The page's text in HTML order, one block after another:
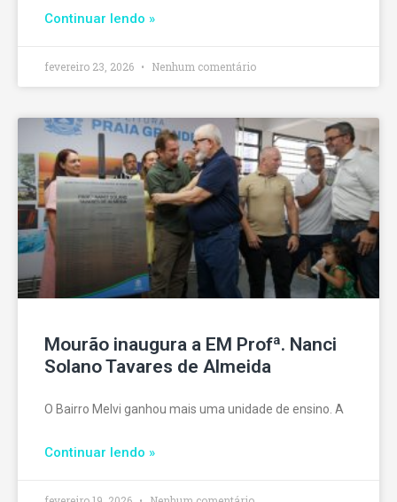
Continuar lendo »
fevereiro 23, 2026 Nenhum comentário
Mourão inaugura a EM Profª. Nanci
Solano Tavares de Almeida
O Bairro Melvi ganhou mais uma unidade de ensino. A
Continuar lendo »